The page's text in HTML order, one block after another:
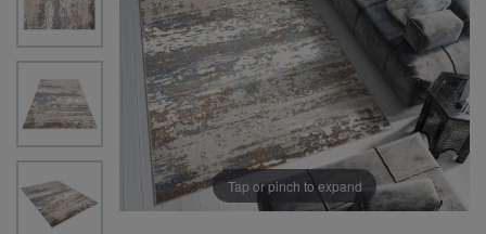
Tap or pinch to expand